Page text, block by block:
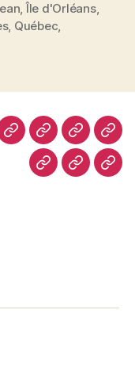
,Île d'Orléans,
, Québec,
ContactGaleries
photosvos
photos
de
Vol
Histoires
Divers